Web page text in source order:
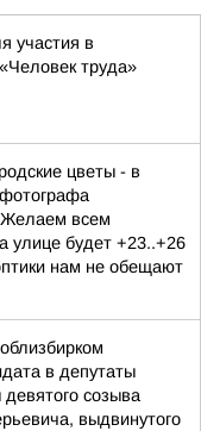
участия в
труда»
цветы - в
всем
улице будет +23..+26
нам не обещают
в депутаты
созыва
выдвинутого